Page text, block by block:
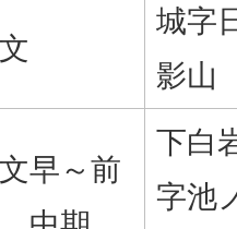
城字
影山
早～前
下白
字池